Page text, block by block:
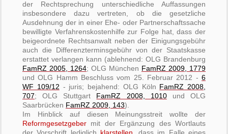
der Rechtsprechung unterschiedliche Auffassungen
insbesondere dazu vertreten, ob die gesetzliche
Ausdehnung der in einer Ehe- oder Partnerschaftssache
bewilligte Verfahrenskostenhilfe zur Folge hat, dass der
beigeordnete Rechtsanwalt neben der Einigungsgebühr
auch die Differenzterminsgebühr von der Staatskasse
erstattet verlangen kann (ablehnend: OLG Brandenburg
FamRZ 2005, 1264; OLG München FamRZ 2009, 1779
und OLG Hamm Beschluss vom 25. Februar 2012 - 6
WF 109/12 - juris; bejahend: OLG Köln FamRZ 2008,
707; OLG Stuttgart FamRZ 2008, 1010und OLG
Saarbrücken FamRZ 2009, 143).
Im Hinblick auf diesen Meinungsstreit wollte der
Reformgesetzgeber mit der Ergänzung des Wortlauts
der Vorschrift lediglich klarstellen , dass im Falle eines